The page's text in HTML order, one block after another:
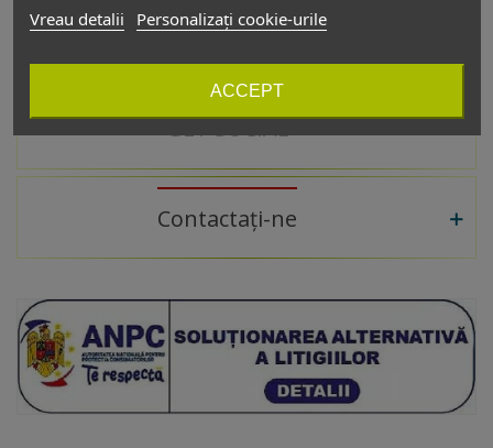
Vreau detalii
Personalizați cookie-urile
ACCEPT
Catalog
GET SOCIAL
Contactați-ne